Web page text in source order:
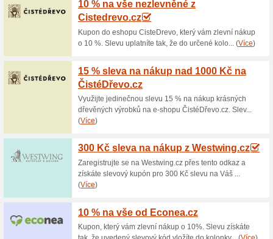
ve svém nákupním košíku
následně odečtena.
shopu Koupelny-Bernold.cz.
Sleva na vybrané
100% fungovalo Kupón
Slevu na objednávku získáte